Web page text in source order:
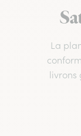
La
livrons